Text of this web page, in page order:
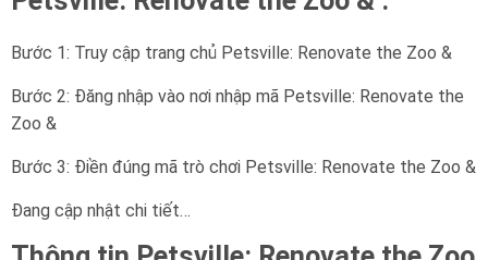
Bước 1: Truy cập trang chủ Petsville: Renovate the Zoo &
Bước 2: Đăng nhập vào nơi nhập mã Petsville: Renovate the
Zoo &
Bước 3: Điền đúng mã trò chơi Petsville: Renovate the Zoo &
Đang cập nhật chi tiết…